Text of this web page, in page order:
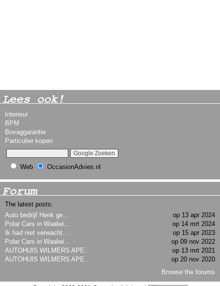
Lees ook!
Interieur
BPM
Bovaggarantie
Particulier kopen
Web OccasionAdvies.nl
Forum
The latest posts:
op 13 apr 2024
Auto bedrijf Henk ge...
op 14 mrt 2024
Polar Cars in Waalwi...
op 15 apr 2023
Ik had niet verwacht...
op 09 nov 2022
Polar Cars in Waalwi...
op 13 mrt 2021
AUTOHUIS WILMERS APE...
op 20 nov 2020
AUTOHUIS WILMERS APE...
Browse the forums